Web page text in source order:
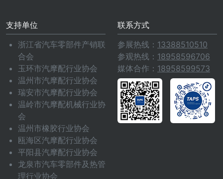
支持单位
浙江省汽车零部件产销联
合会
玉环市汽摩配行业协会
温州市汽摩配行业协会
瑞安市汽摩配行业协会
温岭市汽摩配机械行业协
会
温州市橡胶行业协会
瓯海区汽摩配行业协会
平阳县汽摩配行业协会
龙泉市汽车零部件及热管
理行业协会
联系方式
参展热线： 13388510510
参观热线： 18958596706
媒体合作： 18958599573